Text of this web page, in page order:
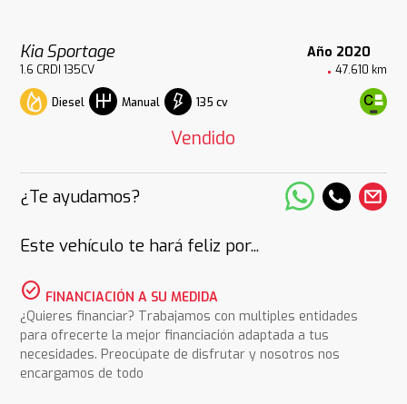
Kia Sportage Año 2020
1.6 CRDI 135CV 47.610 km
Diesel Manual 135 cv
Vendido
¿Te ayudamos?
Este vehículo te hará feliz por...
check_circle FINANCIACIÓN A SU MEDIDA
¿Quieres financiar? Trabajamos con multiples entidades
para ofrecerte la mejor financiación adaptada a tus
necesidades. Preocúpate de disfrutar y nosotros nos
encargamos de todo